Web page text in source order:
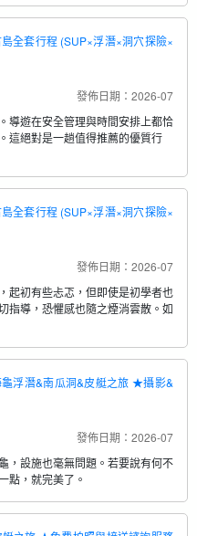
全套行程 (SUP×浮潛×洞穴探險×
發佈日期：2026-07
導遊在安全管理與時間安排上都恰
這絕對是一趟值得推薦的優質行
全套行程 (SUP×浮潛×洞穴探險×
發佈日期：2026-07
起初有些忐忑，但即使是初學者也
指導，恐懼感也隨之煙消雲散。如
浮潛&南瓜洞&皮艇之旅 ★攝影&
發佈日期：2026-07
，設施也毫無問題。若要說有何不
點，就完美了。